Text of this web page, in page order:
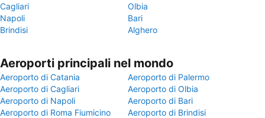
Cagliari
Olbia
Napoli
Bari
Brindisi
Alghero
Aeroporti principali nel mondo
Aeroporto di Catania
Aeroporto di Palermo
Aeroporto di Cagliari
Aeroporto di Olbia
Aeroporto di Napoli
Aeroporto di Bari
Aeroporto di Roma Fiumicino
Aeroporto di Brindisi